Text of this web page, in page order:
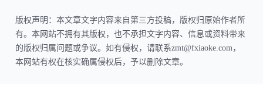
版权声明：本文章文字内容来自第三方投稿，版权归原始作者所
有。本网站不拥有其版权，也不承担文字内容、信息或资料带来
的版权归属问题或争议。如有侵权，请联系zmt@fxiaoke.com，
本网站有权在核实确属侵权后，予以删除文章。